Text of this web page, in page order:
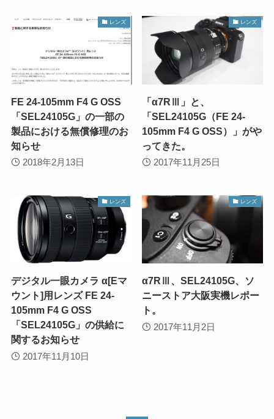
レンズ
FE 24-105mm F4 G OSS
「SEL24105G」の一部の
製品における無償修理のお
知らせ
2018年2月13日
レンズ
「α7RⅢ」と、
「SEL24105G（FE 24-
105mm F4 G OSS）」がや
ってきた。
2017年11月25日
レンズ
デジタル一眼カメラ α[Eマ
ウント]用レンズ FE 24-
105mm F4 G OSS
「SEL24105G」の供給に
関するお知らせ
2017年11月10日
レンズ
α7RⅢ、SEL24105G、ソ
ニーストア大阪実機レポー
ト。
2017年11月2日